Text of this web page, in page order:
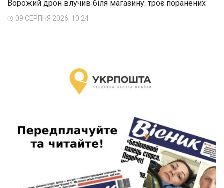
Ворожий дрон влучив біля магазину: троє поранених
09 СЕРПНЯ 2026, 10:24